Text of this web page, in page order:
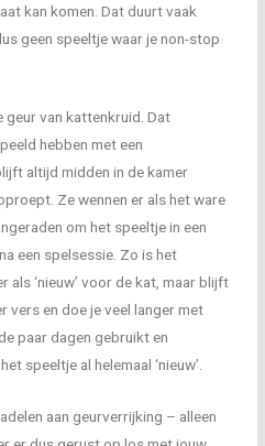
kan komen. Dat duurt vaak
geen speeltje waar je non-stop
geur van kattenkruid. Dat
hebben met een
altijd midden in de kamer
Ze wennen er als het ware
om het speeltje in een
een spelsessie. Zo is het
als ‘nieuw’ voor de kat, maar blijft
vers en doe je veel langer met
paar dagen gebruikt en
speeltje al helemaal ‘nieuw’.
aan geurverrijking – alleen